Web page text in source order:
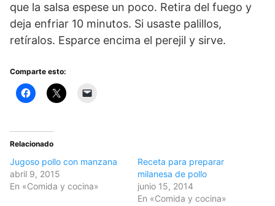
que la salsa espese un poco. Retira del fuego y
deja enfriar 10 minutos. Si usaste palillos,
retíralos. Esparce encima el perejil y sirve.
Comparte esto:
Relacionado
Jugoso pollo con manzana
abril 9, 2015
En «Comida y cocina»
Receta para preparar
milanesa de pollo
junio 15, 2014
En «Comida y cocina»